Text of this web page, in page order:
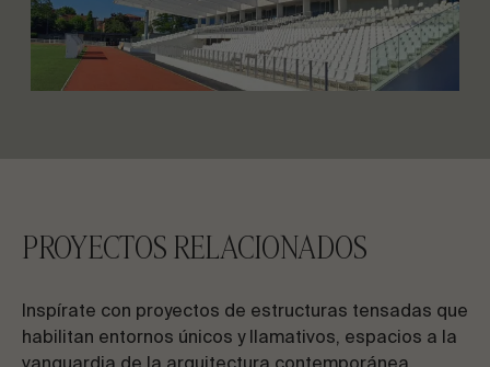
PROYECTOS RELACIONADOS
Inspírate con proyectos de estructuras tensadas que
habilitan entornos únicos y llamativos, espacios a la